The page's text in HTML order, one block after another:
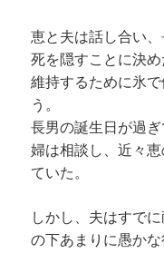
恵と夫は話し合い
死を隠すことに決
維持するために氷
う。
長男の誕生日が過
婦は相談し、近々
ていた。
しかし、夫はすで
の下あまりに愚か